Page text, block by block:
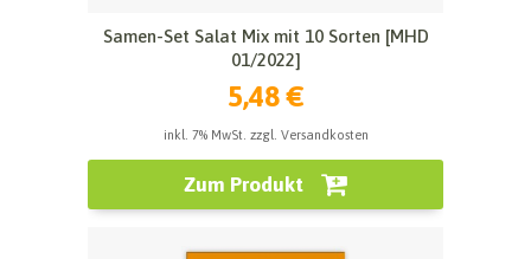
Samen-Set Salat Mix mit 10 Sorten [MHD
01/2022]
5,48 €
inkl. 7% MwSt. zzgl. Versandkosten
Zum Produkt